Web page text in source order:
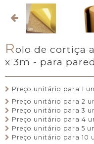
Rolo de cortiça
x 3m - para
Preço unitário para 1
Preço unitário para 2
Preço unitário para 3
Preço unitário para 4
Preço unitário para 5
Preço unitário para 10